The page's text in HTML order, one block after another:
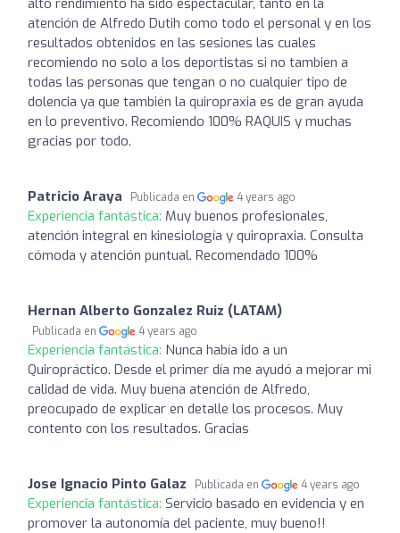
atención de Alfredo Dutih como todo el personal y en los
resultados obtenidos en las sesiones las cuales
recomiendo no solo a los deportistas si no tambien a
todas las personas que tengan o no cualquier tipo de
dolencia ya que también la quiropraxia es de gran ayuda
en lo preventivo. Recomiendo 100% RAQUIS y muchas
gracias por todo.
Patricio Araya Publicada en 4 years ago
Experiencia fantástica: Muy buenos profesionales,
atención integral en kinesiología y quiropraxia. Consulta
cómoda y atención puntual. Recomendado 100%
Hernan Alberto Gonzalez Ruiz (LATAM)
Publicada en 4 years ago
Experiencia fantástica: Nunca había ido a un
Quiropráctico. Desde el primer día me ayudó a mejorar mi
calidad de vida. Muy buena atención de Alfredo,
preocupado de explicar en detalle los procesos. Muy
contento con los resultados. Gracias
Jose Ignacio Pinto Galaz Publicada en 4 years ago
Experiencia fantástica: Servicio basado en evidencia y en
promover la autonomía del paciente, muy bueno!!